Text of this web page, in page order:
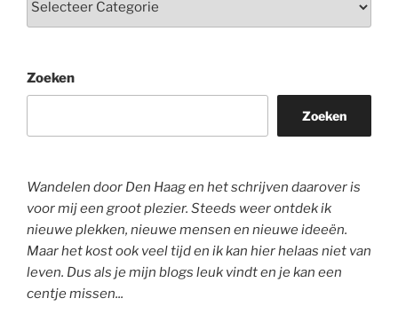
Zoeken
Zoeken
Wandelen door Den Haag en het schrijven daarover is
voor mij een groot plezier. Steeds weer ontdek ik
nieuwe plekken, nieuwe mensen en nieuwe ideeën.
Maar het kost ook veel tijd en ik kan hier helaas niet van
leven. Dus als je mijn blogs leuk vindt en je kan een
centje missen...